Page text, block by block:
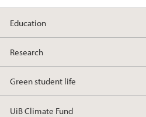
Education
Research
Green student life
UiB Climate Fund